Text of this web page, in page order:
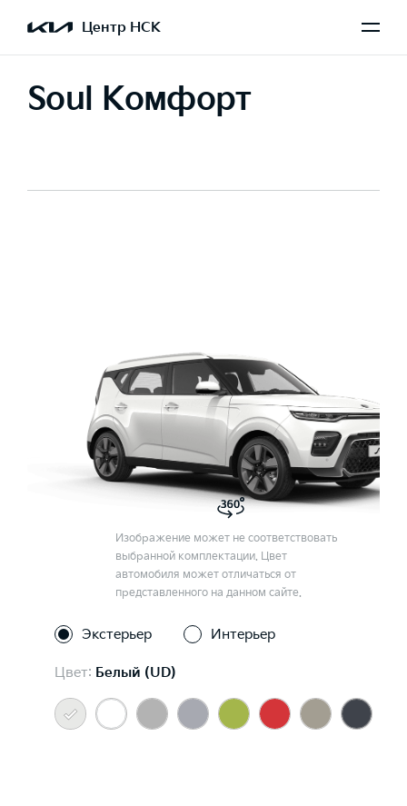
Центр НСК
Soul Комфорт
Изображение может не соответствовать
выбранной комплектации. Цвет
автомобиля может отличаться от
представленного на данном сайте.
Экстерьер Интерьер
Цвет: Белый (UD)